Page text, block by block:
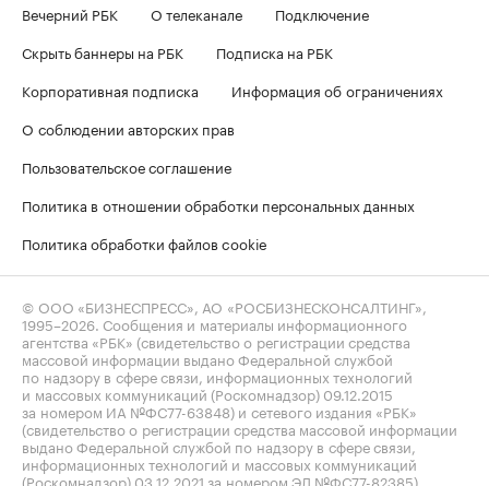
Вечерний РБК
О телеканале
Подключение
Скрыть баннеры на РБК
Подписка на РБК
Корпоративная подписка
Информация об ограничениях
О соблюдении авторских прав
Пользовательское соглашение
Политика в отношении обработки персональных данных
Политика обработки файлов cookie
© ООО «БИЗНЕСПРЕСС», АО «РОСБИЗНЕСКОНСАЛТИНГ»,
1995–2026 . Сообщения и материалы информационного
агентства «РБК» (свидетельство о регистрации средства
массовой информации выдано Федеральной службой
по надзору в сфере связи, информационных технологий
и массовых коммуникаций (Роскомнадзор) 09.12.2015
за номером ИА №ФС77-63848) и сетевого издания «РБК»
(свидетельство о регистрации средства массовой информации
выдано Федеральной службой по надзору в сфере связи,
информационных технологий и массовых коммуникаций
(Роскомнадзор) 03.12.2021 за номером ЭЛ №ФС77-82385)